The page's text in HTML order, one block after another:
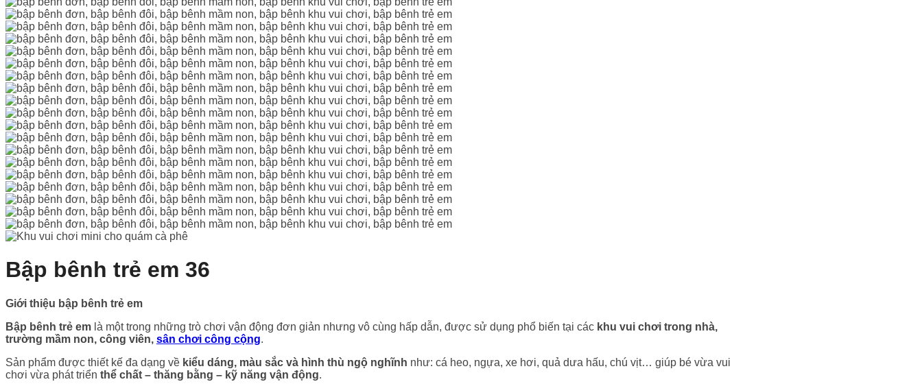
Bập bênh trẻ em 36
Giới thiệu bập bênh trẻ em
Bập bênh trẻ em là một trong những trò chơi vận động đơn giản nhưng vô cùng hấp dẫn, được sử dụng phổ biến tại các khu vui chơi trong nhà,
trường mầm non, công viên, sân chơi công cộng.
Sản phẩm được thiết kế đa dạng về kiểu dáng, màu sắc và hình thù ngộ nghĩnh như: cá heo, ngựa, xe hơi, quả dưa hấu, chú vịt… giúp bé vừa vui
chơi vừa phát triển thể chất – thăng bằng – kỹ năng vận động.